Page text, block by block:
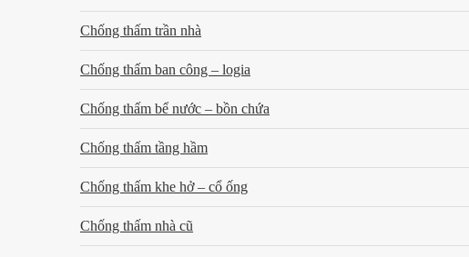
Chống thấm trần nhà
Chống thấm ban công – logia
Chống thấm bể nước – bồn chứa
Chống thấm tầng hầm
Chống thấm khe hở – cổ ống
Chống thấm nhà cũ